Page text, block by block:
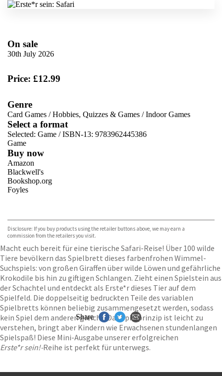
On sale
30th July 2026
Price: £12.99
Genre
Card Games /Hobbies, Quizzes & Games /Indoor Games
Select a format
Selected: Game / ISBN-13: 9783962445386
Game
Buy now
Amazon
Blackwell's
Bookshop.org
Foyles
TGJones
Wordery
Disclosure: If you buy products using the retailer buttons above, we may earn a
commission from the retailers you visit.
Macht euch bereit für eine tierische Safari-Reise! Über 100 wilde
Tiere bevölkern das Spielbrett dieses farbenfrohen Wimmel-
Suchspiels: von großen Giraffen über wilde Löwen und gefährliche
Krokodile bis hin zu giftigen Schlangen. Zieht einen Spielstein aus
der Schachtel und entdeckt als Erste*r dieses Tier auf dem
Spielfeld. Die doppelseitig bedruckten Teile des variablen
Spielbretts können beliebig zusammengesetzt werden, sodass
kein Spiel dem anderen gleicht. Das Spielprinzip ist leicht zu
verstehen, bringt aber Kindern wie Erwachsenen stundenlangen
Spielspaß! Diese Mini-Ausgabe unserer erfolgreichen
Erste*r sein!-Reihe ist perfekt für unterwegs.
Share